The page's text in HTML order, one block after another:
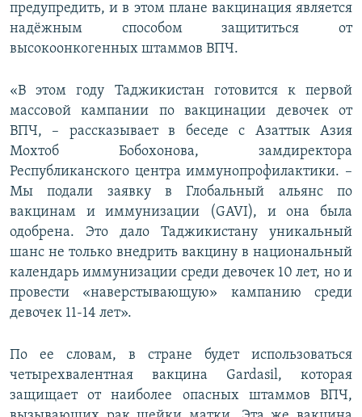
предупредить, и в этом плане вакцинация является
надёжным способом защититься от
высокоонкогенных штаммов ВПЧ.
«В этом году Таджикистан готовится к первой
массовой кампании по вакцинации девочек от
ВПЧ, – рассказывает в беседе с Азаттык Азия
Мохтоб Бобохонова, замдиректора
Республиканского центра иммунопрофилактики. –
Мы подали заявку в Глобальный альянс по
вакцинам и иммунизации (GAVI), и она была
одобрена. Это дало Таджикистану уникальный
шанс не только внедрить вакцину в национальный
календарь иммунизации среди девочек 10 лет, но и
провести «наверстывающую» кампанию среди
девочек 11-14 лет».
По ее словам, в стране будет использоваться
четырехвалентная вакцина Gardasil, которая
защищает от наиболее опасных штаммов ВПЧ,